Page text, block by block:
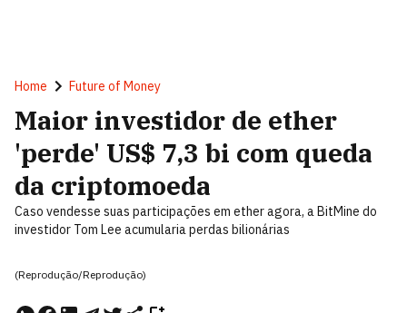
Home Future of Money
Maior investidor de ether
'perde' US$ 7,3 bi com queda
da criptomoeda
Caso vendesse suas participações em ether agora, a BitMine do
investidor Tom Lee acumularia perdas bilionárias
(Reprodução/Reprodução)